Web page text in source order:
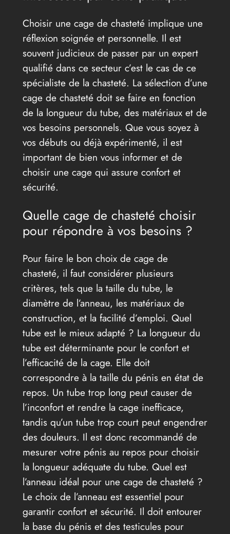
Choisir une cage de chasteté implique une
réflexion soignée et personnelle. Il est
souvent judicieux de passer par un expert
qualifié dans ce secteur c’est le cas de ce
spécialiste de la chasteté. La sélection d’une
cage de chasteté doit se faire en fonction
de la longueur du tube, des matériaux et de
vos besoins personnels. Que vous soyez à
vos débuts ou déjà expérimenté, il est
important de bien vous informer et de
choisir une cage qui assure confort et
sécurité.
Quelle cage de chasteté choisir
pour répondre à vos besoins ?
Pour faire le bon choix de cage de
chasteté, il faut considérer plusieurs
critères, tels que la taille du tube, le
diamètre de l’anneau, les matériaux de
construction, et la facilité d’emploi. Quel
tube est le mieux adapté ? La longueur du
tube est déterminante pour le confort et
l’efficacité de la cage. Elle doit
correspondre à la taille du pénis en état de
repos. Un tube trop long peut causer de
l’inconfort et rendre la cage inefficace,
tandis qu’un tube trop court peut engendrer
des douleurs. Il est donc recommandé de
mesurer votre pénis au repos pour choisir
la longueur adéquate du tube. Quel est
l’anneau idéal pour une cage de chasteté ?
Le choix de l’anneau est essentiel pour
garantir confort et sécurité. Il doit entourer
la base du pénis et des testicules pour